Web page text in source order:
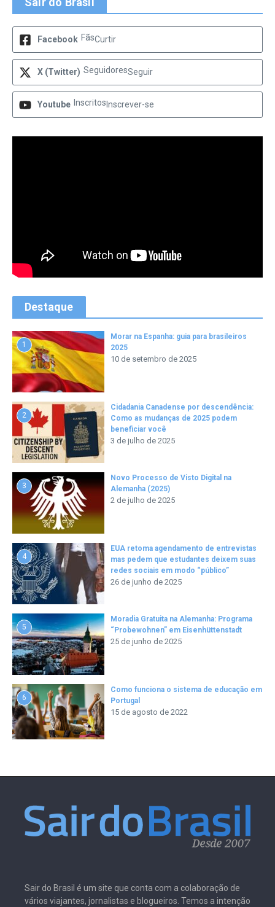
Facebook FãsCurtir
X (Twitter) SeguidoresSeguir
Youtube Inscritos Inscrever-se
Destaque
1
Morar na Espanha: guia para brasileiros
2025
10 de setembro de 2025
2
Cidadania Canadense por descendência:
Como as mudanças de 2025 podem
beneficiar você
3 de julho de 2025
3
Novo Processo de Visto Digital na
Alemanha (2025)
2 de julho de 2025
4
EUA retoma agendamento de entrevistas
mas pedem que estudantes deixem suas
redes sociais em modo “público”
26 de junho de 2025
5
Moradia Gratuita na Alemanha: Programa
“Probewohnen” em Eisenhüttenstadt
25 de junho de 2025
6
Como funciona o sistema de educação em
Portugal
15 de agosto de 2022
Sair do Brasil é um site que conta com a colaboração de
vários viajantes, jornalistas e blogueiros. Temos a intenção